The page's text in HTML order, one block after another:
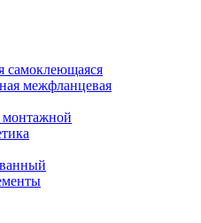
самоклеющаяся
межфланцевая
монтажной